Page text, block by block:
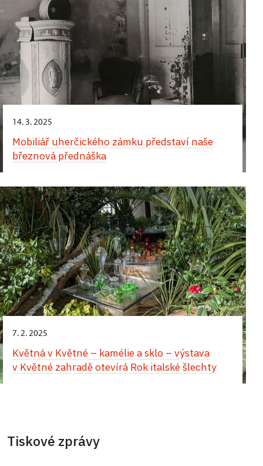
14. 3. 2025
Mobiliář uherčického zámku představí naše
březnová přednáška
7. 2. 2025
Květná v Květné – kamélie a sklo – výstava
v Květné zahradě otevírá Rok italské šlechty
Tiskové zprávy